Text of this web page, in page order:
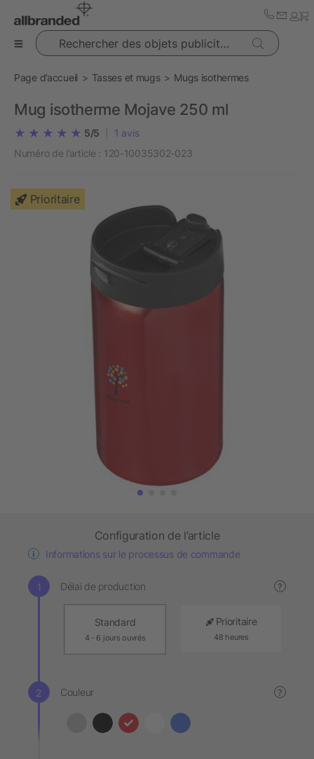
Rechercher des objets publicitaires
Page d’accueil Tasses et mugs Mugs isothermes
Mug isotherme Mojave 250 ml
5/5 1 avis
Numéro de l’article : 120-10035302-023
Prioritaire
Configuration de l’article
Informations sur le processus de commande
Délai de production ?
Standard
4 - 6 jours ouvrés
Prioritaire
48 heures
Couleur ?